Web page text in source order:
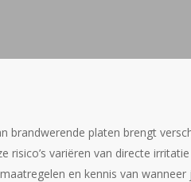
brandwerende platen brengt
risico’s variëren van directe
en kennis van